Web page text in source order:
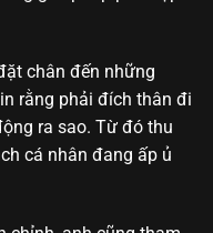
chân đến những
rằng phải đích thân đi
ra sao. Từ đó thu
cá nhân đang ấp ủ